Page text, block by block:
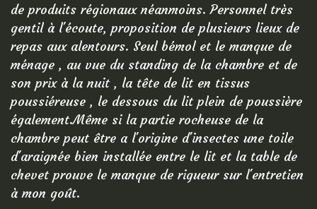
de produits régionaux néanmoins. Personnel très
gentil à l'écoute, proposition de plusieurs lieux de
repas aux alentours. Seul bémol et le manque de
ménage , au vue du standing de la chambre et de
son prix à la nuit , la tête de lit en tissus
poussiéreuse , le dessous du lit plein de poussière
également.Même si la partie rocheuse de la
chambre peut être a l'origine d'insectes une toile
d'araignée bien installée entre le lit et la table de
chevet prouve le manque de rigueur sur l'entretien
à mon goût.